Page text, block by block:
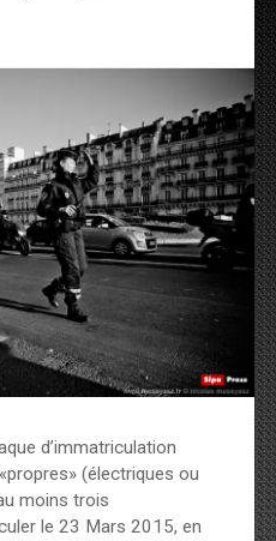
d’immatriculation
(électriques ou
moins trois
le 23 Mars 2015, en